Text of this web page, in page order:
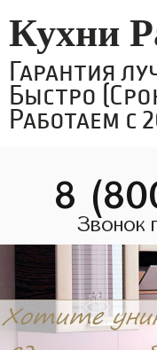
Кухни
Гарантия
Быстро
Работаем с
8
Звонок